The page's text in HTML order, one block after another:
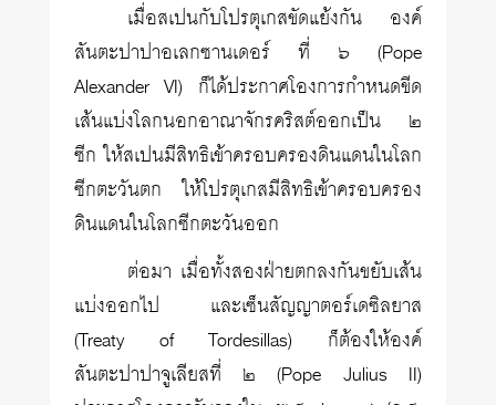
เมื่อสเปนกับโปรตุเกสขัดแย้งกัน องค์
สันตะปาปาอเลกซานเดอร์ ที่ ๖ (Pope
Alexander VI) ก็ได้ประกาศโองการกำหนดขีด
เส้นแบ่งโลกนอกอาณาจักรคริสต์ออกเป็น ๒
ซีก ให้สเปนมีสิทธิเข้าครอบครองดินแดนในโลก
ซีกตะวันตก ให้โปรตุเกสมีสิทธิเข้าครอบครอง
ดินแดนในโลกซีกตะวันออก
ต่อมา เมื่อทั้งสองฝ่ายตกลงกันขยับเส้น
แบ่งออกไป และเซ็นสัญญาตอร์เดซิลยาส
(Treaty of Tordesillas) ก็ต้องให้องค์
สันตะปาปาจูเลียสที่ ๒ (Pope Julius II)